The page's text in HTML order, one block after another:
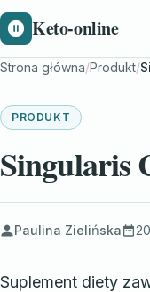
Keto-online
Strona główna/Produkt/
PRODUKT
Singularis
Paulina Zielińska
Suplement diety